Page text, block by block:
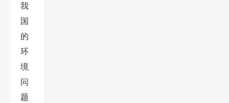
我
国
的
环
境
问
题